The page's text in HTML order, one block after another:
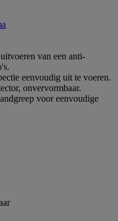
van een anti-
eenvoudig uit te voeren.
onvervormbaar.
voor eenvoudige